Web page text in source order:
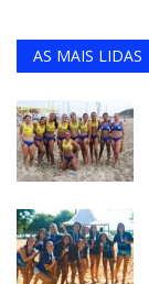
AS MAIS LIDAS